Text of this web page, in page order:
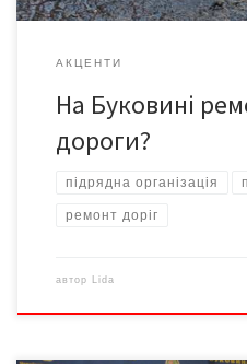
АКЦЕНТИ
На Буковині
дороги?
підрядна організація
ремонт доріг
автор Lida